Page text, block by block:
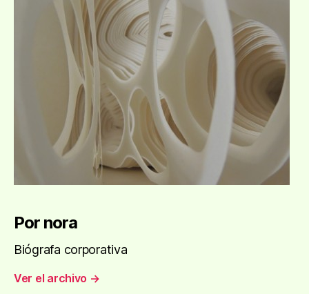
Por nora
Biógrafa corporativa
Ver el archivo →